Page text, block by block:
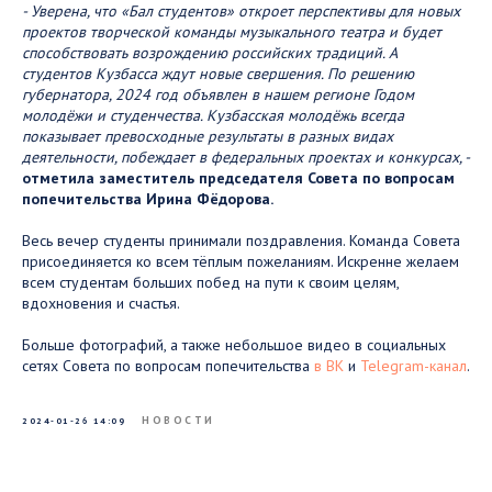
- Уверена, что «Бал студентов» откроет перспективы для новых
проектов творческой команды музыкального театра и будет
способствовать возрождению российских традиций. А
студентов Кузбасса ждут новые свершения. По решению
губернатора, 2024 год объявлен в нашем регионе Годом
молодёжи и студенчества. Кузбасская молодёжь всегда
показывает превосходные результаты в разных видах
деятельности, побеждает в федеральных проектах и конкурсах, -
отметила заместитель председателя Совета по вопросам
попечительства Ирина Фёдорова.
Весь вечер студенты принимали поздравления. Команда Совета
присоединяется ко всем тёплым пожеланиям. Искренне желаем
всем студентам больших побед на пути к своим целям,
вдохновения и счастья.
Больше фотографий, а также небольшое видео в социальных
сетях Совета по вопросам попечительства в ВК и Telegram-канал.
2024-01-26 14:09 НОВОСТИ